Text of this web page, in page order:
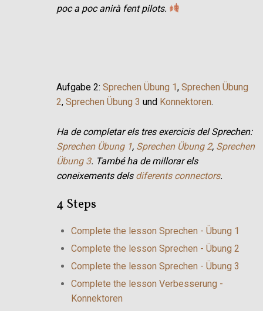
poc a poc anirà fent pilots.
Aufgabe 2: Sprechen Übung 1, Sprechen Übung
2, Sprechen Übung 3 und Konnektoren.
Ha de completar els tres exercicis del Sprechen:
Sprechen Übung 1, Sprechen Übung 2, Sprechen
Übung 3. També ha de millorar els
coneixements dels diferents connectors.
4 Steps
Complete the lesson Sprechen - Übung 1
Complete the lesson Sprechen - Übung 2
Complete the lesson Sprechen - Übung 3
Complete the lesson Verbesserung -
Konnektoren